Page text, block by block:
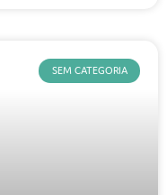
SEM CATEGORIA